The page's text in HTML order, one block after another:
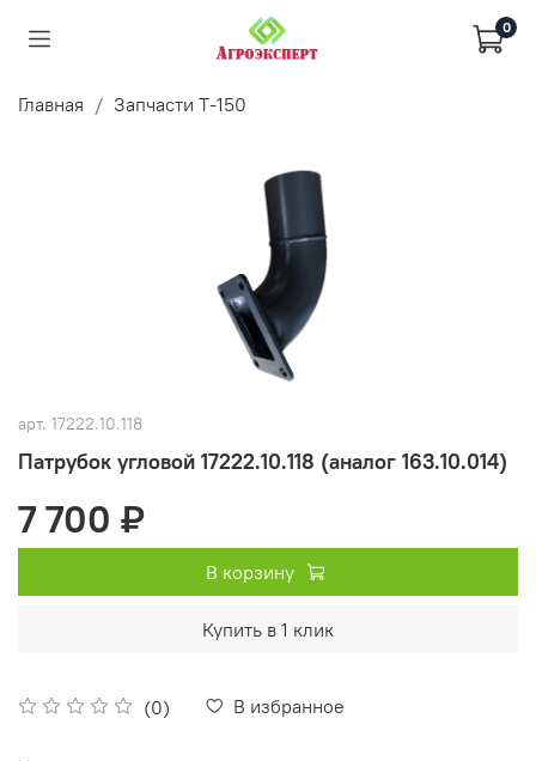
0
Главная Запчасти Т-150
арт. 17222.10.118
Патрубок угловой 17222.10.118 (аналог 163.10.014)
(0) В избранное
7 700 ₽
В корзину
Купить в 1 клик